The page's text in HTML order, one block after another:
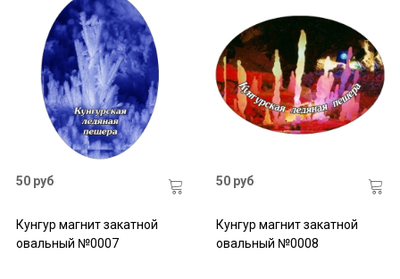
50 руб
Кунгур магнит закатной
овальный №0007
50 руб
Кунгур магнит закатной
овальный №0008